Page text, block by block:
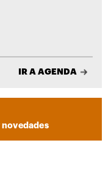
IR A AGENDA
novedades